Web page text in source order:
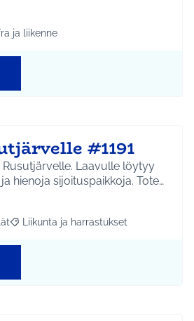
mukaan: Koko Tuusula
tulokset teeman mukaan: Infra ja liikenne
ja liikenne
#1191
Laavulle löytyy
hienoja sijoituspaikkoja. Tote…
mukaan: Etelä-Tuusulan kylät
Rajaa tulokset teeman mukaan:
Liikunta ja harrastukset